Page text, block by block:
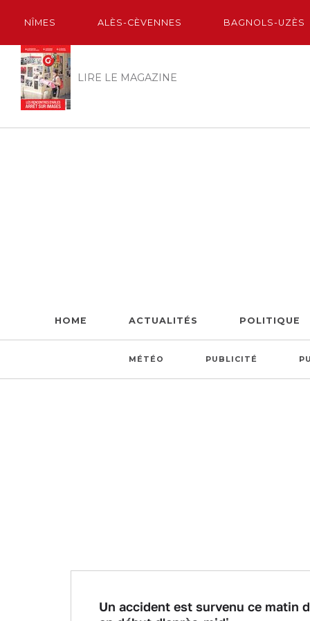
NÎMES ALÈS-CÈVENNES BAGNOLS-UZÈS
LIRE LE MAGAZINE
HOME ACTUALITÉS POLITIQUE
MÉTÉO PUBLICITÉ
Un accident est survenu ce matin